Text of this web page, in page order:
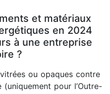
et matériaux
en 2024
à une entreprise
?
ou opaques contre
pour l’Outre-